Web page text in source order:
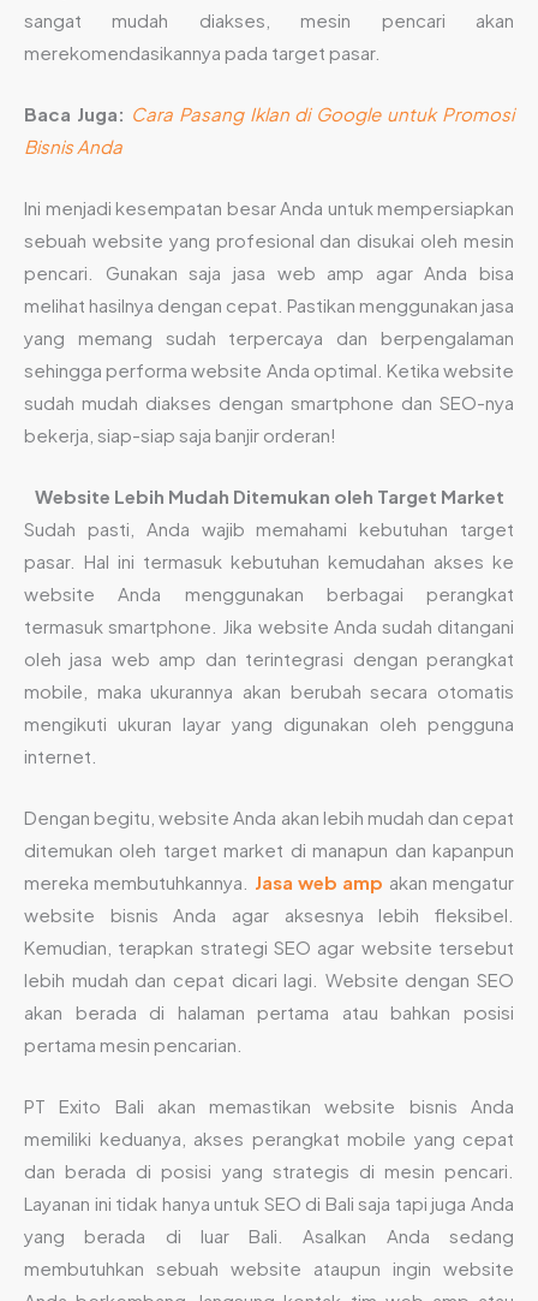
sangat mudah diakses, mesin pencari akan
merekomendasikannya pada target pasar.
Baca Juga: Cara Pasang Iklan di Google untuk Promosi
Bisnis Anda
Ini menjadi kesempatan besar Anda untuk mempersiapkan
sebuah website yang profesional dan disukai oleh mesin
pencari. Gunakan saja jasa web amp agar Anda bisa
melihat hasilnya dengan cepat. Pastikan menggunakan jasa
yang memang sudah terpercaya dan berpengalaman
sehingga performa website Anda optimal. Ketika website
sudah mudah diakses dengan smartphone dan SEO-nya
bekerja, siap-siap saja banjir orderan!
Website Lebih Mudah Ditemukan oleh Target Market
Sudah pasti, Anda wajib memahami kebutuhan target
pasar. Hal ini termasuk kebutuhan kemudahan akses ke
website Anda menggunakan berbagai perangkat
termasuk smartphone. Jika website Anda sudah ditangani
oleh jasa web amp dan terintegrasi dengan perangkat
mobile, maka ukurannya akan berubah secara otomatis
mengikuti ukuran layar yang digunakan oleh pengguna
internet.
Dengan begitu, website Anda akan lebih mudah dan cepat
ditemukan oleh target market di manapun dan kapanpun
mereka membutuhkannya.
Jasa web amp akan mengatur
website bisnis Anda agar aksesnya lebih fleksibel.
Kemudian, terapkan strategi SEO agar website tersebut
lebih mudah dan cepat dicari lagi. Website dengan SEO
akan berada di halaman pertama atau bahkan posisi
pertama mesin pencarian.
PT Exito Bali akan memastikan website bisnis Anda
memiliki keduanya, akses perangkat mobile yang cepat
dan berada di posisi yang strategis di mesin pencari.
Layanan ini tidak hanya untuk SEO di Bali saja tapi juga Anda
yang berada di luar Bali. Asalkan Anda sedang
membutuhkan sebuah website ataupun ingin website